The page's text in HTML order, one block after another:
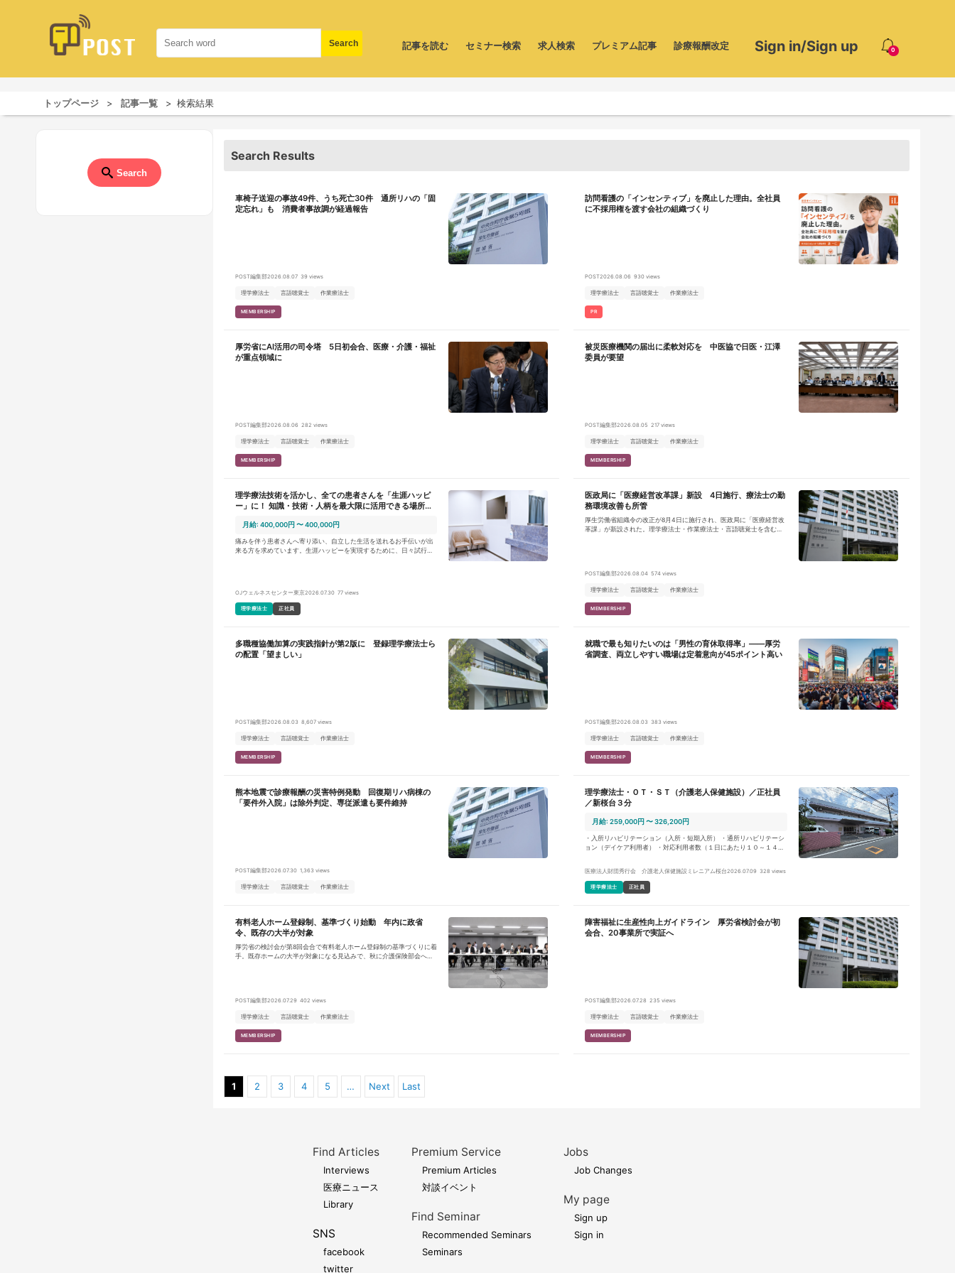
0
Sign in/Sign up
記事を読む セミナー検索 求人検索 プレミアム記事 診療報酬改定
トップページ 記事一覧 検索結果
Search
Search Results
車椅子送迎の事故49件、うち死亡30件 通所リハの「固
定忘れ」も 消費者事故調が経過報告
POST編集部2026.08.07 39 views
理学療法士 言語聴覚士 作業療法士
MEMBERSHIP
訪問看護の「インセンティブ」を廃止した理由。全社員
に不採用権を渡す会社の組織づくり
POST2026.08.06 930 views
理学療法士 言語聴覚士 作業療法士
PR
厚労省にAI活用の司令塔 5日初会合、医療・介護・福祉
が重点領域に
POST編集部2026.08.06 282 views
理学療法士 言語聴覚士 作業療法士
MEMBERSHIP
被災医療機関の届出に柔軟対応を 中医協で日医・江澤
委員が要望
POST編集部2026.08.05 217 views
理学療法士 言語聴覚士 作業療法士
MEMBERSHIP
理学療法技術を活かし、全ての患者さんを「生涯ハッピ
ー」に！ 知識・技術・人柄を最大限に活用できる場所で
月給: 400,000円 〜 400,000円
痛みを伴う患者さんへ寄り添い、自立した生活を送れるお手伝いが出
来る方を求めています。生涯ハッピーを実現するために、日々試行錯
術や専門知識のみに偏るのではなく、他部門との連携を図りながら一
人の患者さんを改善させるために尽力して頂きます。 専門家として業
務に向き合うだけでなく、「どうすれば健幸寿命を高めることができ
おります。 OJウェルネスセンターでは、ILC国際腰痛クリニックにて
治療、診察した方を対象に独自のウェルネスプログラムを行っている
る」ことが昨今わかってきました。 当施設を心待ちにしております患
者様をひとりでも多く受け入れていきたいと考えており、 弊社で
り】のため生活習慣、メンタル面を含め、身体全体の症状にアプロー
チし、心身ともに健幸な身体つくりを心がけております。患者様には
板変性や腰椎椎間板ヘルニアなどの起因となる症状を改善するにあた
り、運動療法だけでは症状の緩和が難しい症例が多数ある為、腰痛治
療後のフォローアップとして理学療法士、鍼灸師、美容師、調理師と
OJウェルネスセンター東京2026.07.30 77 views
理学療法士 正社員
医政局に「医療経営改革課」新設 4日施行、療法士の勤
務環境改善も所管
厚生労働省組織令の改正が8月4日に施行され、医政局に「医療経営改
革課」が新設された。理学療法士・作業療法士・言語聴覚士を含む医
POST編集部2026.08.04 574 views
理学療法士 言語聴覚士 作業療法士
MEMBERSHIP
多職種協働加算の実践指針が第2版に 登録理学療法士ら
の配置「望ましい」
POST編集部2026.08.03 8,607 views
理学療法士 言語聴覚士 作業療法士
MEMBERSHIP
就職で最も知りたいのは「男性の育休取得率」――厚労
省調査、両立しやすい職場は定着意向が45ポイント高い
POST編集部2026.08.03 383 views
理学療法士 言語聴覚士 作業療法士
MEMBERSHIP
熊本地震で診療報酬の災害特例発動 回復期リハ病棟の
「要件外入院」は除外判定、専従派遣も要件維持
POST編集部2026.07.30 1,363 views
理学療法士 言語聴覚士 作業療法士
理学療法士・ＯＴ・ＳＴ（介護老人保健施設）／正社員
／新桜台３分
月給: 259,000円 〜 326,200円
・入所リハビリテーション（入所・短期入所） ・通所リハビリテーシ
ョン（デイケア利用者） ・対応利用者数（１日にあたり１０～１４
担当制ではなくリハビリテーション科全体で利用者様の対応を実施 ・
書類業務や訪問業務（家屋調査や担当者会議等）を段階的に担当して
いただきます ・３ヶ月の試用期間・研修期間を得て、進捗に応じ業務
医療法人財団秀行会 介護老人保健施設ミレニアム桜台2026.07.09 328 views
理学療法士 正社員
有料老人ホーム登録制、基準づくり始動 年内に政省
令、既存の大半が対象
厚労省の検討会が第8回会合で有料老人ホーム登録制の基準づくりに着
手。既存ホームの大半が対象になる見込みで、秋に介護保険部会へ報
POST編集部2026.07.29 402 views
理学療法士 言語聴覚士 作業療法士
MEMBERSHIP
障害福祉に生産性向上ガイドライン 厚労省検討会が初
会合、20事業所で実証へ
POST編集部2026.07.28 235 views
理学療法士 言語聴覚士 作業療法士
MEMBERSHIP
1 2 3 4 5 … Next Last
Find Articles
Interviews
医療ニュース
Library
SNS
facebook
twitter
Premium Service
Premium Articles
対談イベント
Find Seminar
Recommended Seminars
Seminars
Jobs
Job Changes
My page
Sign up
Sign in